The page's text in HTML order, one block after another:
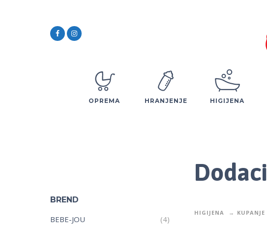
OPREMA HRANJENJE HIGIJENA
BREND
BEBE-JOU
(4)
Dodaci
HIGIJENA KUPANJE